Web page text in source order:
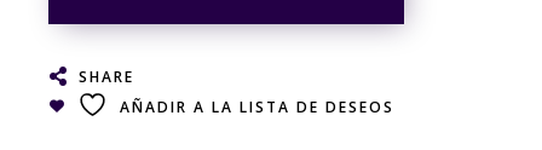
SHARE
AÑADIR A LA LISTA DE DESEOS